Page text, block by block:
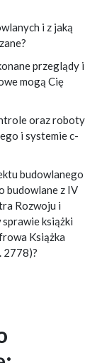
i z jaką
przeglądy i
mogą Cię
oraz roboty
i systemie c-
budowlanego
budowlane z IV
Rozwoju i
książki
Książka
2778)?